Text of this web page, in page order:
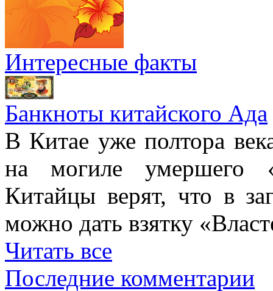
Интересные факты
Банкноты китайского Ада
В Китае уже полтора
на могиле умершего
Китайцы верят, что в
можно дать взятку
Читать все
Последние комментарии